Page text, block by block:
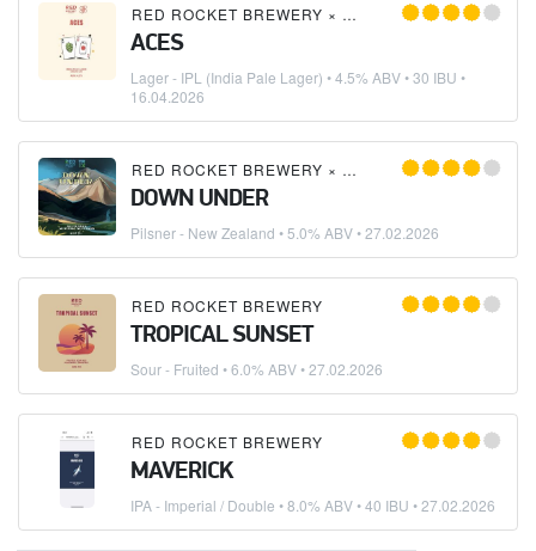
RED ROCKET BREWERY × PROBEERKA
ACES
Lager - IPL (India Pale Lager) • 4.5% ABV • 30 IBU •
16.04.2026
RED ROCKET BREWERY × TRIX BREWERY
DOWN UNDER
Pilsner - New Zealand • 5.0% ABV •27.02.2026
RED ROCKET BREWERY
TROPICAL SUNSET
Sour - Fruited • 6.0% ABV •27.02.2026
RED ROCKET BREWERY
MAVERICK
IPA - Imperial / Double • 8.0% ABV • 40 IBU •27.02.2026